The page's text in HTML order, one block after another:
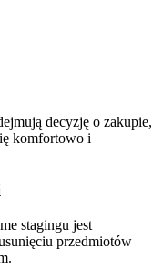
decyzję o zakupie,
komfortowo i
stagingu jest
przedmiotów